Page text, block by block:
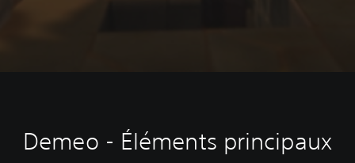
Demeo - Éléments principaux